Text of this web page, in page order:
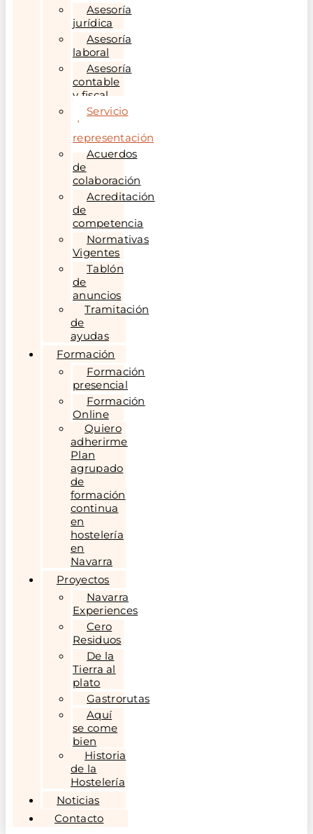
Asesoría
jurídica
Asesoría
laboral
Asesoría
contable
y fiscal
Servicio
de
representación
Acuerdos
de
colaboración
Acreditación
de
competencia
Normativas
Vigentes
Tablón
de
anuncios
Tramitación
de
ayudas
Formación
Formación
presencial
Formación
Online
Quiero
adherirme
Plan
agrupado
de
formación
continua
en
hostelería
en
Navarra
Proyectos
Navarra
Experiences
Cero
Residuos
De la
Tierra al
plato
Gastrorutas
Aquí
se come
bien
Historia
de la
Hostelería
Noticias
Contacto